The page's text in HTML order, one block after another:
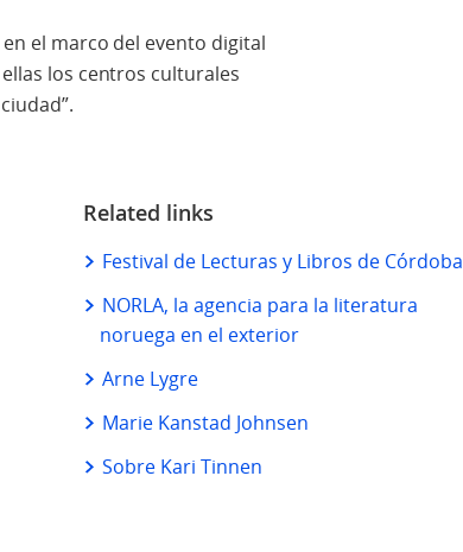
el marco del evento digital
los centros culturales
Related links
Festival de Lecturas y Libros de Córdoba
NORLA, la agencia para la literatura
noruega en el exterior
Arne Lygre
Marie Kanstad Johnsen
Sobre Kari Tinnen